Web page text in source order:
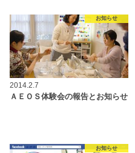
お知らせ
2014.2.7
ＡＥＯＳ体験会の報告とお知らせ
お知らせ